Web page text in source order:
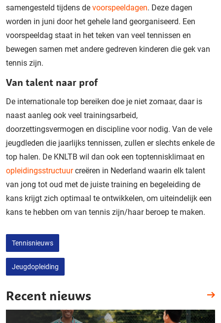
samengesteld tijdens de voorspeeldagen. Deze dagen
worden in juni door het gehele land georganiseerd. Een
voorspeeldag staat in het teken van veel tennissen en
bewegen samen met andere gedreven kinderen die gek van
tennis zijn.
Van talent naar prof
De internationale top bereiken doe je niet zomaar, daar is
naast aanleg ook veel trainingsarbeid,
doorzettingsvermogen en discipline voor nodig. Van de vele
jeugdleden die jaarlijks tennissen, zullen er slechts enkele de
top halen. De KNLTB wil dan ook een toptennisklimaat en
opleidingsstructuurcreëren in Nederland waarin elk talent
van jong tot oud met de juiste training en begeleiding de
kans krijgt zich optimaal te ontwikkelen, om uiteindelijk een
kans te hebben om van tennis zijn/haar beroep te maken.
Tennisnieuws
Jeugdopleiding
Recent nieuws